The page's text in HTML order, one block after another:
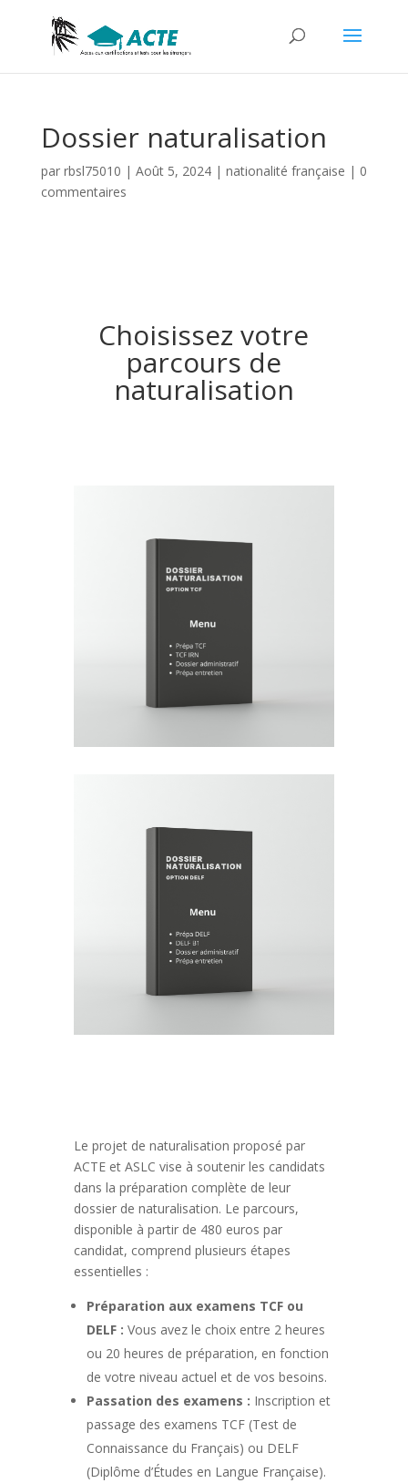
Dossier naturalisation
par rbsl75010 | Août 5, 2024| nationalité française | 0
commentaires
Choisissez votre
parcours de
naturalisation
Le projet de naturalisation proposé par
ACTE et ASLC vise à soutenir les candidats
dans la préparation complète de leur
dossier de naturalisation. Le parcours,
disponible à partir de 480 euros par
candidat, comprend plusieurs étapes
essentielles :
Préparation aux examens TCF ou
DELF : Vous avez le choix entre 2 heures
ou 20 heures de préparation, en fonction
de votre niveau actuel et de vos besoins.
Passation des examens : Inscription et
passage des examens TCF (Test de
Connaissance du Français) ou DELF
(Diplôme d’Études en Langue Française).